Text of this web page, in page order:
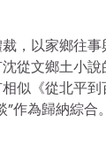
，以家鄉往
從文鄉土小說
似《從北平
作為歸納綜合。